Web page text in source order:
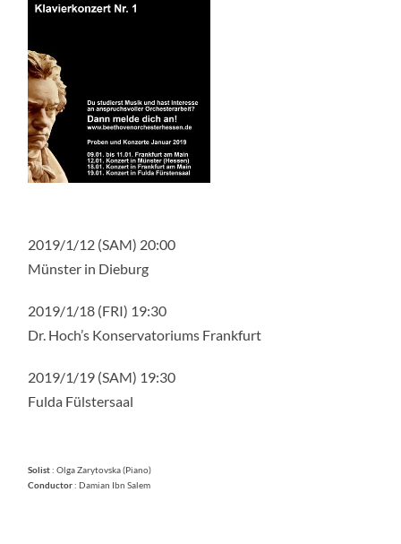
2019/1/12 (SAM) 20:00
Münster in Dieburg
2019/1/18 (FRI) 19:30
Dr. Hoch’s Konservatoriums Frankfurt
2019/1/19 (SAM) 19:30
Fulda Fülstersaal
Solist: Olga Zarytovska (Piano)
Conductor: Damian Ibn Salem